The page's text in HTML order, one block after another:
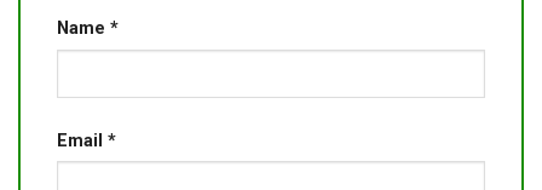
Name *
Email *